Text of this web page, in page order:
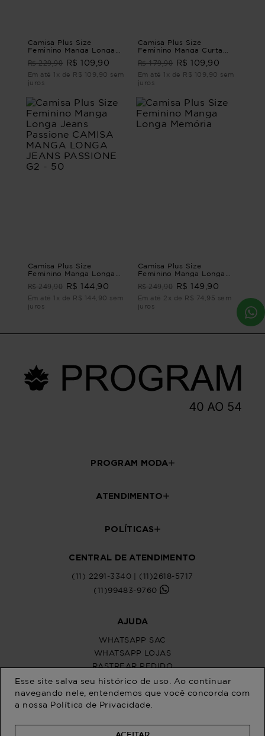
Camisa Plus Size
Feminino Manga Longa
R$ 229,90 R$ 109,90
Em até 1x de R$ 109,90 sem
juros
Camisa Plus Size
Feminino Manga Curta
Linho Stella CAMISA
MANGA CURTA LINHO
STELLA Bege G2 - 50
R$ 179,90 R$ 109,90
Em até 1x de R$ 109,90 sem
juros
Camisa Plus Size
Feminino Manga Longa
Jeans Passione CAMISA
MANGA LONGA JEANS
PASSIONE G2 - 50
R$ 249,90 R$ 144,90
Em até 1x de R$ 144,90 sem
juros
Camisa Plus Size
Feminino Manga Longa
R$ 249,90 R$ 149,90
Em até 2x de R$ 74,95 sem
juros
Esse site salva seu histórico de uso. Ao continuar
navegando nele, entendemos que você concorda com
a nossa Política de Privacidade
ACEITAR